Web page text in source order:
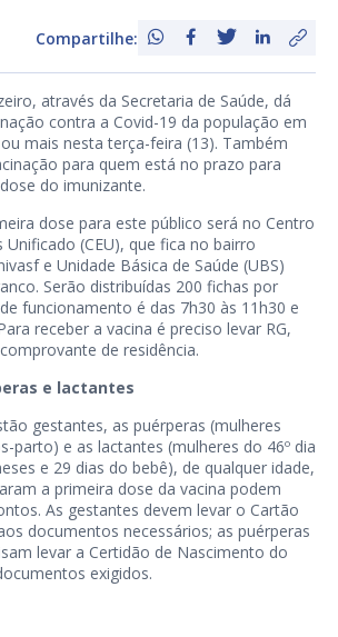
Compartilhe:
através da Secretaria de Saúde, dá
contra a Covid-19 da população em
mais nesta terça-feira (13). Também
para quem está no prazo para
do imunizante.
dose para este público será no Centro
Unificado (CEU), que fica no bairro
e Unidade Básica de Saúde (UBS)
Serão distribuídas 200 fichas por
funcionamento é das 7h30 às 11h30 e
receber a vacina é preciso levar RG,
de residência.
e lactantes
gestantes, as puérperas (mulheres
parto) e as lactantes (mulheres do 46º dia
e 29 dias do bebê), de qualquer idade,
a primeira dose da vacina podem
As gestantes devem levar o Cartão
documentos necessários; as puérperas
levar a Certidão de Nascimento do
exigidos.